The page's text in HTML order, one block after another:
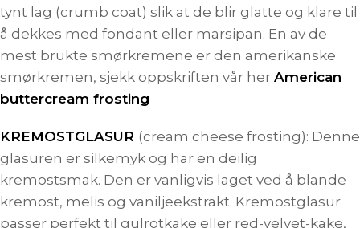
tynt lag (crumb coat) slik at de blir glatte og klare til
å dekkes med fondant eller marsipan. En av de
mest brukte smørkremene er den amerikanske
smørkremen, sjekk oppskriften vår her American
buttercream frosting
KREMOSTGLASUR (cream cheese frosting): Denne
glasuren er silkemyk og har en deilig
kremostsmak. Den er vanligvis laget ved å blande
kremost, melis og vaniljeekstrakt. Kremostglasur
passer perfekt til gulrotkake eller red-velvet-kake,